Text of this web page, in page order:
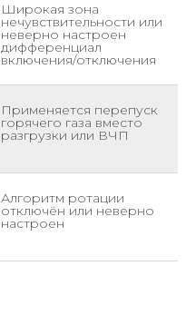
Широкая зона
нечувствительности или
неверно настроен
дифференциал
включения/отключения
Применяется перепуск
горячего газа вместо
разгрузки или ВЧП
Алгоритм ротации
отключён или неверно
настроен